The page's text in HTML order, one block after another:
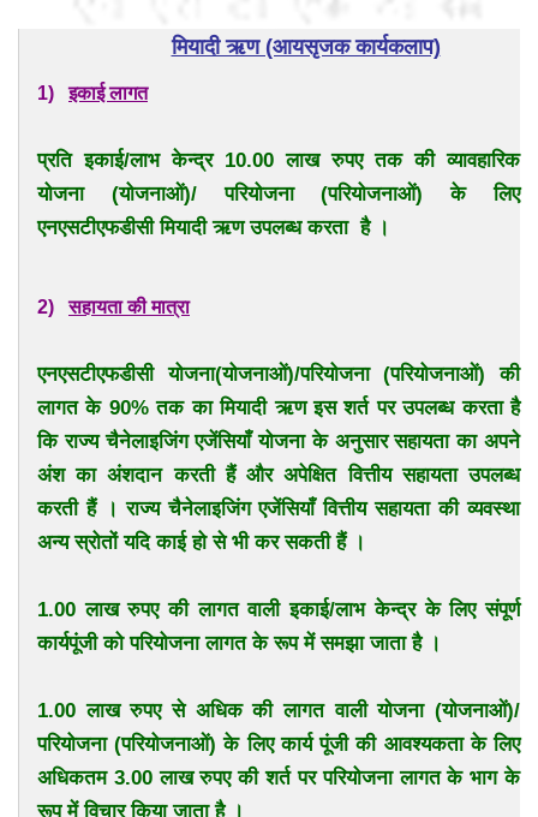
मियादी ऋण (आयसृजक कार्यकलाप)
1)इकाई लागत
प्रति इकाई/लाभ केन्द्र 10.00 लाख रुपए तक की व्यावहारिक
योजना (योजनाओं)/ परियोजना (परियोजनाओं) के लिए
एनएसटीएफडीसी मियादी ऋण उपलब्ध करता है ।
2)सहायता की मात्रा
एनएसटीएफडीसी योजना(योजनाओं)/परियोजना (परियोजनाओं) की
लागत के 90% तक का मियादी ऋण इस शर्त पर उपलब्ध करता है
कि राज्य चैनेलाइजिंग एजेंसियाँ योजना के अनुसार सहायता का अपने
अंश का अंशदान करती हैं और अपेक्षित वित्तीय सहायता उपलब्ध
करती हैं । राज्य चैनेलाइजिंग एजेंसियाँ वित्तीय सहायता की व्यवस्था
अन्य स्रोतों यदि काई हो से भी कर सकती हैं ।
1.00 लाख रुपए की लागत वाली इकाई/लाभ केन्द्र के लिए संपूर्ण
कार्यपूंजी को परियोजना लागत के रूप में समझा जाता है ।
1.00 लाख रुपए से अधिक की लागत वाली योजना (योजनाओं)/
परियोजना (परियोजनाओं) के लिए कार्य पूंजी की आवश्यकता के लिए
अधिकतम 3.00 लाख रुपए की शर्त पर परियोजना लागत के भाग के
रूप में विचार किया जाता है ।